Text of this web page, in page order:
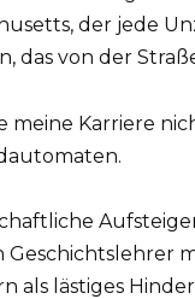
der jede
das von der
meine Karriere
als lästiges